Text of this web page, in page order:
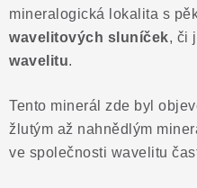
mineralogická lokalita s
wavelitových sluníček, či
wavelitu.
Tento minerál zde byl
žlutým až nahnědlým
ve společnosti wavelitu